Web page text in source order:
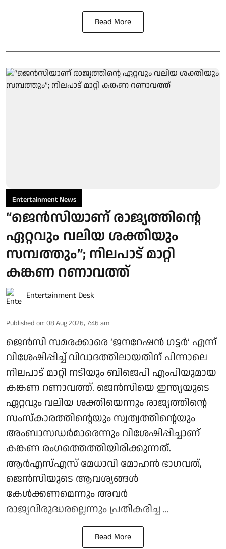
Read More
Entertainment News
“ജെന്‍സിയാണ് രാജ്യത്തിന്റെ
ഏറ്റവും വലിയ ശക്തിയും
സമ്പത്തും”; നിലപാട് മാറ്റി
കങ്കണ റണാവത്ത്
Entertainment Desk
Published on: 08 Aug 2026, 7:46 am
ജെൻസി സമരക്കാരെ ‘ജനറേഷൻ ഗട്ടർ’ എന്ന്
വിശേഷിപ്പിച്ച് വിവാദത്തിലായതിന് പിന്നാലെ
നിലപാട് മാറ്റി നടിയും ബിജെപി എംപിയുമായ
കങ്കണ റണാവത്ത്. ജെൻസിയെ ഇന്ത്യയുടെ
ഏറ്റവും വലിയ ശക്തിയെന്നും രാജ്യത്തിന്റെ
സംസ്കാരത്തിന്റെയും സ്വത്വത്തിന്റെയും
അംബാസഡർമാരെന്നും വിശേഷിപ്പിച്ചാണ്
കങ്കണ രംഗത്തെത്തിയിരിക്കുന്നത്.
ആർഎസ്എസ് മേധാവി മോഹൻ ഭാഗവത്,
ജെൻസിയുടെ ആവശ്യങ്ങൾ
കേൾക്കണമെന്നും അവർ
രാജ്യവിരുദ്ധരല്ലെന്നും പ്രതികരിച്ച ...
Read More